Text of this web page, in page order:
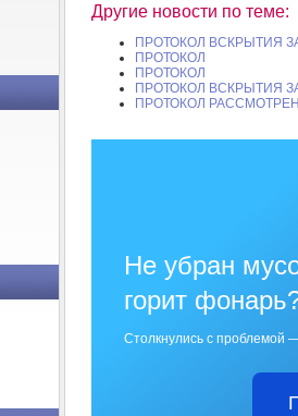
Другие новости по теме:
ПРОТОКОЛ ВСКРЫТИЯ
ПРОТОКОЛ
ПРОТОКОЛ
ПРОТОКОЛ ВСКРЫТИЯ
ПРОТОКОЛ
Не убран
горит
Столкнулись с проблемой